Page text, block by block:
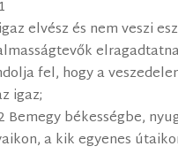
elvész és nem veszi
fel, hogy a
igaz;
Bemegy békességbe,
a kik egyenes